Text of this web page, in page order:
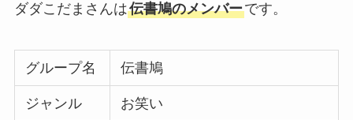
ダダこだまさんは伝書鳩のメンバーです。
グループ名 伝書鳩
ジャンル お笑い